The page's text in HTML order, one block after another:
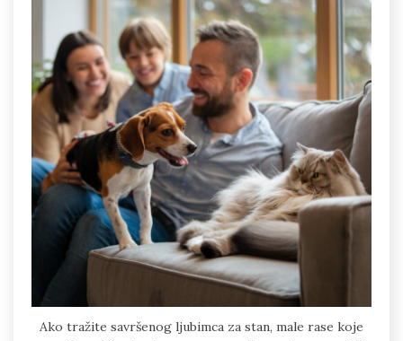
Ako tražite savršenog ljubimca za stan, male rase koje